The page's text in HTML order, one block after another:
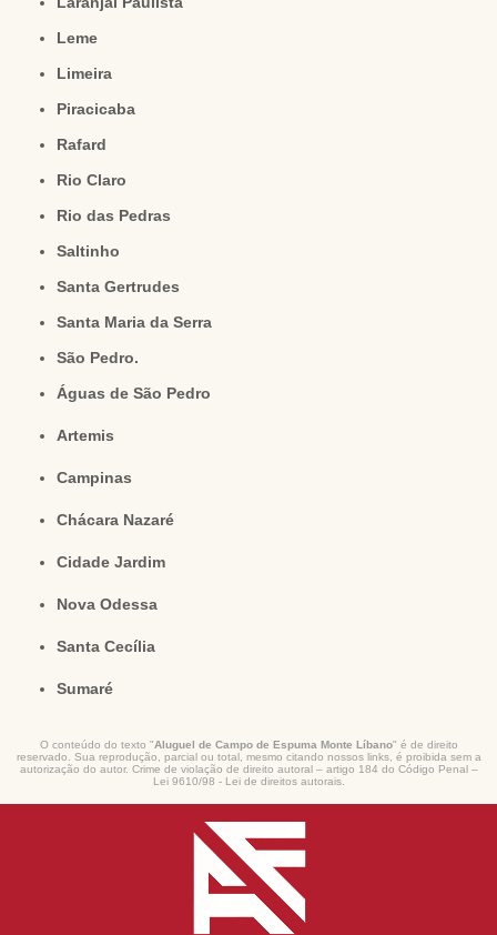
Leme
Limeira
Piracicaba
Rafard
Rio Claro
Rio das Pedras
Saltinho
Santa Gertrudes
Santa Maria da Serra
São Pedro.
Águas de São Pedro
Artemis
Campinas
Chácara Nazaré
Cidade Jardim
Nova Odessa
Santa Cecília
Sumaré
O conteúdo do texto "Aluguel de Campo de Espuma Monte Líbano" é de direito
reservado. Sua reprodução, parcial ou total, mesmo citando nossos links, é proibida sem a
autorização do autor. Crime de violação de direito autoral – artigo 184 do Código Penal –
Lei 9610/98 - Lei de direitos autorais.